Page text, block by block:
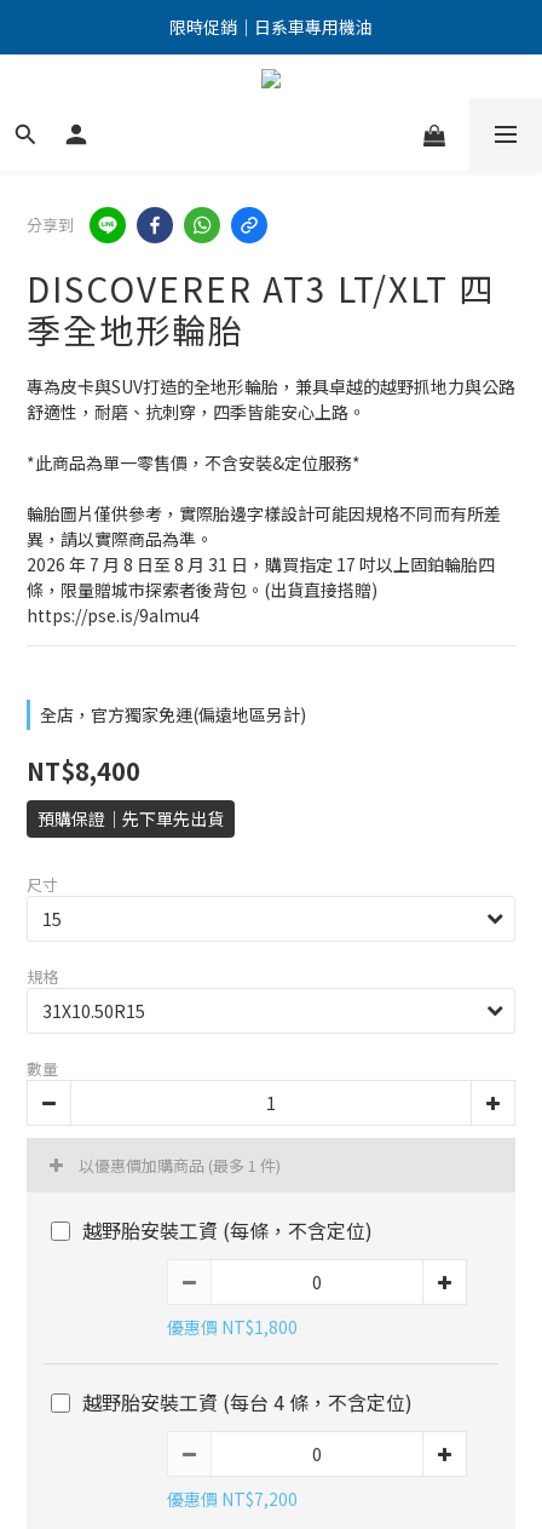
點擊加入LINE好友 優惠訊息不漏接！
限時促銷｜日系車專用機油
點擊加入LINE好友 優惠訊息不漏接！
分享到
DISCOVERER AT3 LT/XLT 四
季全地形輪胎
專為皮卡與SUV打造的全地形輪胎，兼具卓越的越野抓地力與公路
舒適性，耐磨、抗刺穿，四季皆能安心上路。
*此商品為單一零售價，不含安裝&定位服務*
輪胎圖片僅供參考，實際胎邊字樣設計可能因規格不同而有所差
異，請以實際商品為準。
2026 年 7 月 8 日至 8 月 31 日，購買指定 17 吋以上固鉑輪胎四
條，限量贈城市探索者後背包。(出貨直接搭贈)
https://pse.is/9almu4
全店，官方獨家免運(偏遠地區另計)
NT$8,400
預購保證｜先下單先出貨
尺寸
規格
數量
以優惠價加購商品 (最多 1 件)
越野胎安裝工資 (每條，不含定位)
優惠價 NT$1,800
越野胎安裝工資 (每台 4 條，不含定位)
優惠價 NT$7,200